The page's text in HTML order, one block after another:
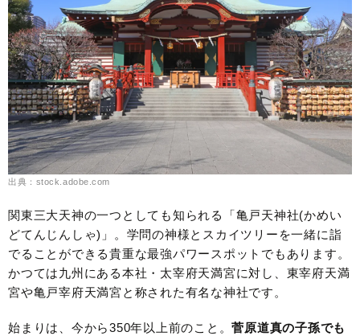
出典：stock.adobe.com
関東三大天神の一つとしても知られる「亀戸天神社(かめい
どてんじんしゃ)」。学問の神様とスカイツリーを一緒に詣
でることができる貴重な最強パワースポットでもあります。
かつては九州にある本社・太宰府天満宮に対し、東宰府天満
宮や亀戸宰府天満宮と称された有名な神社です。
始まりは、今から350年以上前のこと。菅原道真の子孫でも